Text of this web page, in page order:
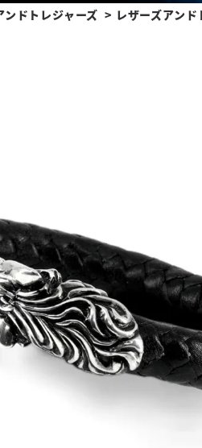
ンドトレジャーズ レザーズアン